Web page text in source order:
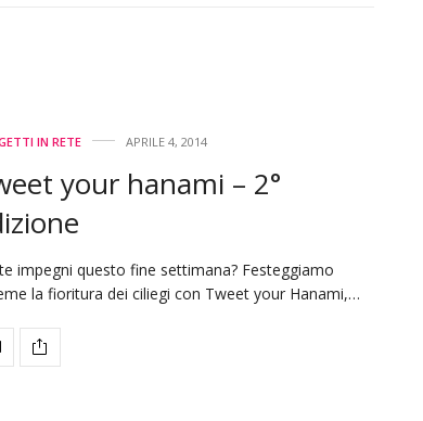
IN RETE APRILE 4, 2014
your hanami – 2°
impegni questo fine settimana? Festeggiamo
la fioritura dei ciliegi con Tweet your Hanami,…